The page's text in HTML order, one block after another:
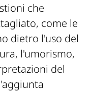
che
come le
dietro l'uso del
l'umorismo,
del